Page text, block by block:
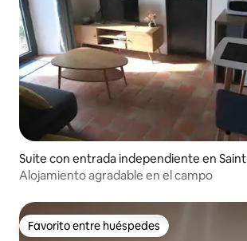
Suite con entrada independiente en
mphorien
Alojamiento agradable en el campo
Favorito entre huéspedes
Favorito entre huéspedes